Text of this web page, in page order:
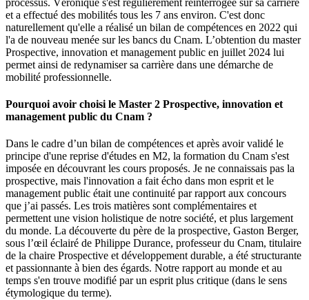
processus. Véronique s'est régulièrement réinterrogée sur sa carrière
et a effectué des mobilités tous les 7 ans environ. C'est donc
naturellement qu'elle a réalisé un bilan de compétences en 2022 qui
l'a de nouveau menée sur les bancs du Cnam. L’obtention du master
Prospective, innovation et management public en juillet 2024 lui
permet ainsi de redynamiser sa carrière dans une démarche de
mobilité professionnelle.
Pourquoi avoir choisi le Master 2 Prospective, innovation et
management public du Cnam ?
Dans le cadre d’un bilan de compétences et après avoir validé le
principe d'une reprise d'études en M2, la formation du Cnam s'est
imposée en découvrant les cours proposés. Je ne connaissais pas la
prospective, mais l'innovation a fait écho dans mon esprit et le
management public était une continuité par rapport aux concours
que j’ai passés. Les trois matières sont complémentaires et
permettent une vision holistique de notre société, et plus largement
du monde. La découverte du père de la prospective, Gaston Berger,
sous l’œil éclairé de Philippe Durance, professeur du Cnam, titulaire
de la chaire Prospective et développement durable, a été structurante
et passionnante à bien des égards. Notre rapport au monde et au
temps s'en trouve modifié par un esprit plus critique (dans le sens
étymologique du terme).